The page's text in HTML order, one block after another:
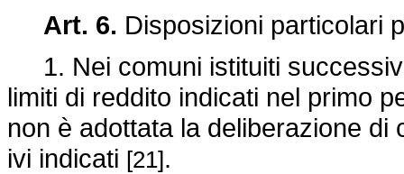
Art. 6. Disposizioni particolari
1. Nei comuni istituiti
limiti di reddito indicati nel primo
non è adottata la deliberazione di
ivi indicati [21].